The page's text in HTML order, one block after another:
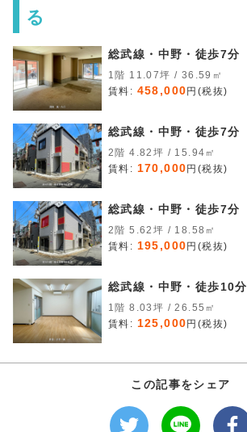
る
総武線・中野・徒歩7分
1階 11.07坪 / 36.59㎡
賃料: 458,000 円(税抜)
総武線・中野・徒歩7分
2階 4.82坪 / 15.94㎡
賃料: 170,000 円(税抜)
総武線・中野・徒歩7分
2階 5.62坪 / 18.58㎡
賃料: 195,000 円(税抜)
総武線・中野・徒歩10分
1階 8.03坪 / 26.55㎡
賃料: 125,000 円(税抜)
この記事をシェア